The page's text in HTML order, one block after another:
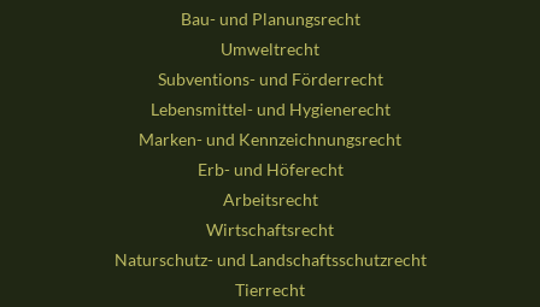
Bau- und Planungsrecht
Umweltrecht
Subventions- und Förderrecht
Lebensmittel- und Hygienerecht
Marken- und Kennzeichnungsrecht
Erb- und Höferecht
Arbeitsrecht
Wirtschaftsrecht
Naturschutz- und Landschaftsschutzrecht
Tierrecht